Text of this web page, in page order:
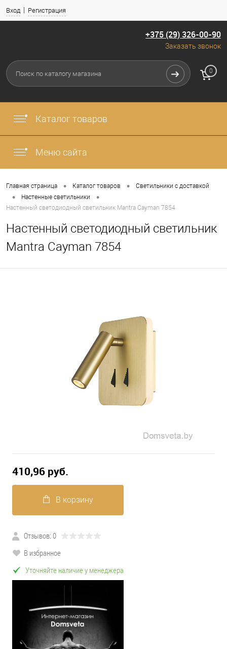
Вход Регистрация
+375 (29) 326-00-90
Заказать звонок
Меню сайта
Каталог товаров
0
Главная страница • Каталог товаров • Светильники с доставкой
• Настенные светильники •
Настенный светодиодный светильник Mantra Cayman 7854
Настенный светодиодный светильник
Mantra Cayman 7854
410,96 pуб.
В корзину
Отзывов: 0
В избранное
Уточняйте наличие у менеджера